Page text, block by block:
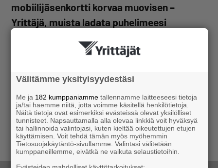
mobiilijäsenkortti korvaa muovisen –
Yrittäjä, muista ladata puhelimeesi
Uutinen
Yrittäjien jäsenkysely käynnissä –
Vastaamalla autat järjestöä kehittämään
LUE LISÄÄ
Välitämme yksityisyydestäsi
Me ja 182 kumppaniammetallennamme laitteeseesi tietoja
ja/tai haemme niitä, jotta voimme käsitellä henkilötietoja.
Näitä tietoja ovat esimerkiksi evästeissä olevat yksilölliset
tunnisteet. Napsauttamalla alla olevaa linkkiä voit hyväksyä
tai hallinnoida valintojasi, kuten kieltää oikeutettujen etujen
käyttämisen. Voit tehdä tämän myös myöhemmin
Tietosuojakäytäntö-sivullamme. Valintasi välitetään
kumppaneillemme, eivätkä ne vaikuta selaustietoihin.